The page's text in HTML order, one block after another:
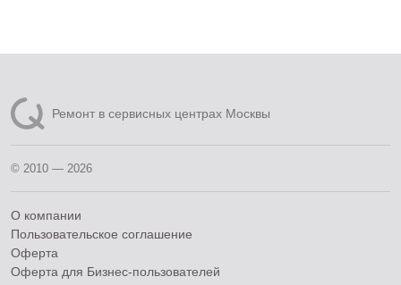
Ремонт в сервисных центрах Москвы
© 2010 — 2026
О компании
Пользовательское соглашение
Оферта
Оферта для Бизнес-пользователей